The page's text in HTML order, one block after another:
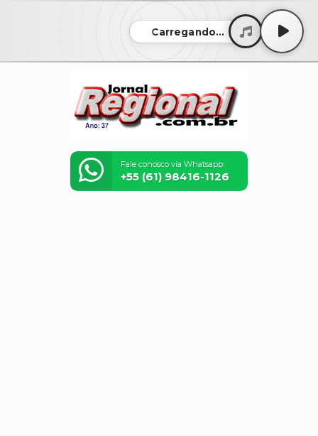
Carregando...
Fale conosco via Whatsapp:
+55 (61) 98416-1126